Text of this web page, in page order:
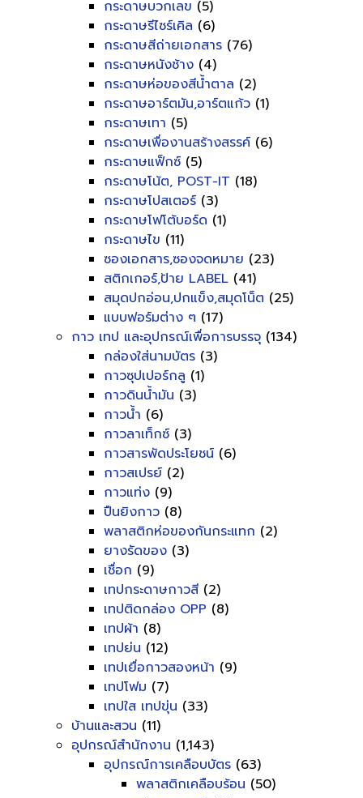
กระดาษบวกเลข (5)
กระดาษรีไซร์เคิล (6)
กระดาษสีถ่ายเอกสาร (76)
กระดาษหนังช้าง (4)
กระดาษห่อของสีน้ำตาล (2)
กระดาษอาร์ตมัน,อาร์ตแก้ว (1)
กระดาษเทา (5)
กระดาษเพื่องานสร้างสรรค์ (6)
กระดาษแฟ็กซ์ (5)
กระดาษโน้ต, POST-IT (18)
กระดาษโปสเตอร์ (3)
กระดาษโฟโต้บอร์ด (1)
กระดาษไข (11)
ซองเอกสาร,ซองจดหมาย (23)
สติกเกอร์,ป้าย LABEL (41)
สมุดปกอ่อน,ปกแข็ง,สมุดโน็ต (25)
แบบฟอร์มต่าง ๆ (17)
กาว เทป และอุปกรณ์เพื่อการบรรจุ (134)
กล่องใส่นามบัตร (3)
กาวซุปเปอร์กลู (1)
กาวดินน้ำมัน (3)
กาวน้ำ (6)
กาวลาเท็กซ์ (3)
กาวสารพัดประโยชน์ (6)
กาวสเปรย์ (2)
กาวแท่ง (9)
ปืนยิงกาว (8)
พลาสติกห่อของกันกระแทก (2)
ยางรัดของ (3)
เชื่อก (9)
เทปกระดาษกาวสี (2)
เทปติดกล่อง OPP (8)
เทปผ้า (8)
เทปย่น (12)
เทปเยื่อกาวสองหน้า (9)
เทปโฟม (7)
เทปใส เทปขุ่น (33)
บ้านและสวน (11)
อุปกรณ์สำนักงาน (1,143)
อุปกรณ์การเคลือบบัตร (63)
พลาสติกเคลือบร้อน (50)